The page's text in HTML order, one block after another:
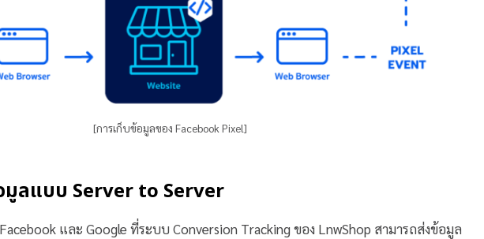
[การเก็บข้อมูลของ Facebook Pixel]
มูลแบบ Server to Server
และ Google ที่ระบบ Conversion Tracking ของ LnwShop สามารถส่งข้อมูล